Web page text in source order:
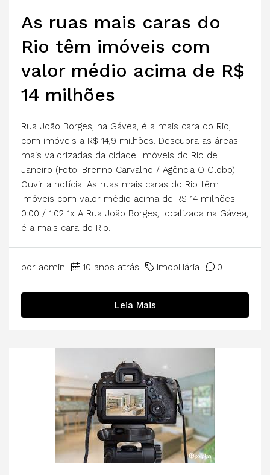
As ruas mais caras do
Rio têm imóveis com
valor médio acima de R$
14 milhões
Rua João Borges, na Gávea, é a mais cara do Rio,
com imóveis a R$ 14,9 milhões. Descubra as áreas
mais valorizadas da cidade. Imóveis do Rio de
Janeiro (Foto: Brenno Carvalho / Agência O Globo)
Ouvir a notícia: As ruas mais caras do Rio têm
imóveis com valor médio acima de R$ 14 milhões
0:00 / 1:02 1x A Rua João Borges, localizada na Gávea,
é a mais cara do Rio...
por admin 10 anos atrás Imobiliária 0
Leia Mais